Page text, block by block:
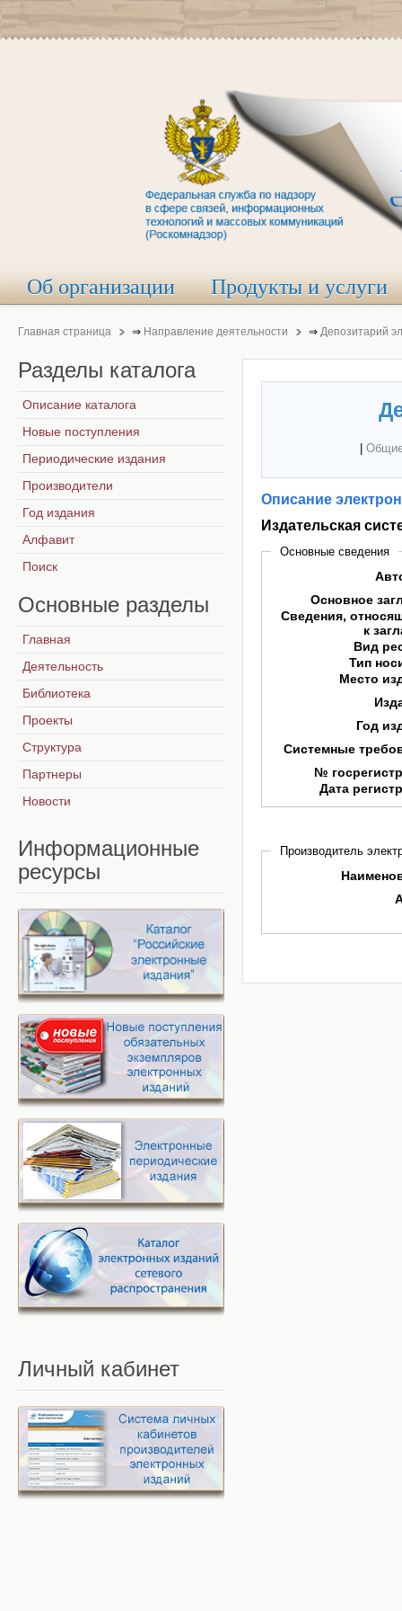
Об организации Продукты и услуги
Главная страница ⇒ Направление деятельности ⇒ Депозитарий
Описание
Издательская
Основные сведения
Основное
Сведения,
к
Вид
Тип
Место
Год
Системные
№
Дата
Производитель
Разделы каталога
Описание каталога
Новые поступления
Периодические издания
Производители
Год издания
Алфавит
Поиск
Основные разделы
Главная
Деятельность
Библиотека
Проекты
Структура
Партнеры
Новости
Информационные
ресурсы
Личный кабинет